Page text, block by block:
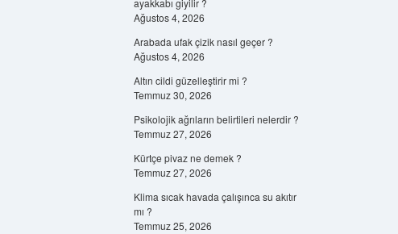
ayakkabı giyilir ?
Ağustos 4, 2026
Arabada ufak çizik nasıl geçer ?
Ağustos 4, 2026
Altın cildi güzelleştirir mi ?
Temmuz 30, 2026
Psikolojik ağrıların belirtileri nelerdir ?
Temmuz 27, 2026
Kürtçe pivaz ne demek ?
Temmuz 27, 2026
Klima sıcak havada çalışınca su akıtır
mı ?
Temmuz 25, 2026